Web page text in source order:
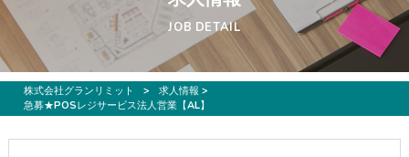
JOB DETAIL
株式会社グランリミット > 求人情報 >
急募★POSレジサービス法人営業【AL】